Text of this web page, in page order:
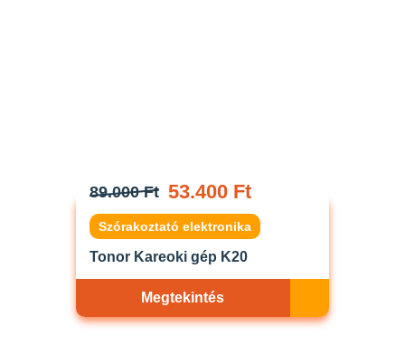
89.000 Ft 53.400 Ft
Szórakoztató elektronika
Tonor Kareoki gép K20
Megtekintés